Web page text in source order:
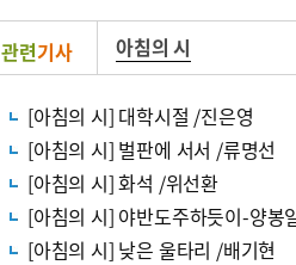
관련기사 아침의 시
[아침의 시] 대학시절 /진은영
[아침의 시] 벌판에 서서 /류명선
[아침의 시] 화석 /위선환
[아침의 시] 야반도주하듯이-양봉
[아침의 시] 낮은 울타리 /배기현